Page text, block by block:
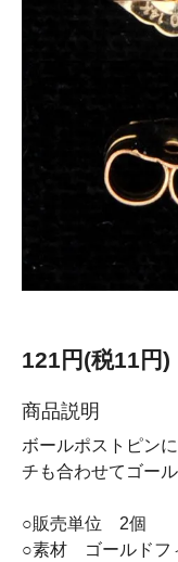
121円(税11円)
商品説明
ボールポストピン
チも合わせてゴー
○販売単位 2個
○素材 ゴールドフ